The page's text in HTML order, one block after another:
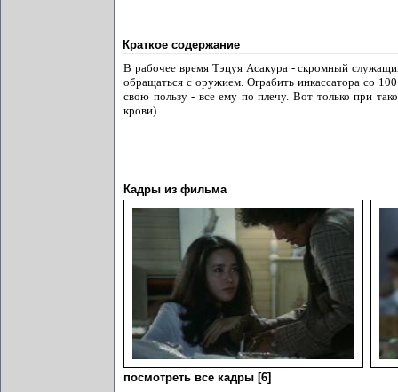
Краткое содержание
В рабочее время Тэцуя Асакура - скромный
обращаться с оружием. Ограбить инкассатора со
свою пользу - все ему по плечу. Вот только при
крови)...
Кадры из фильма
посмотреть все кадры [6]